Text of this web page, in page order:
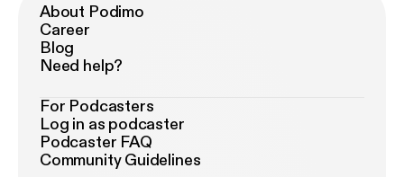
Betriebsmodellen, klarer Governance und
interdisziplinärer Zusammenarbeit.
About Podimo
Career
Blog
Need help?
For Podcasters
Log in as podcaster
Podcaster FAQ
Community Guidelines